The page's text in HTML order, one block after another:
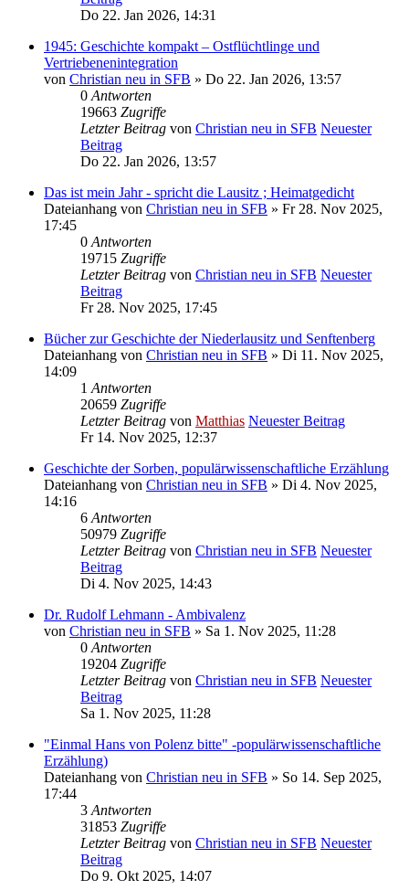
Do 22. Jan 2026, 14:31
1945: Geschichte kompakt – Ostflüchtlinge und
Vertriebenenintegration
von Christian neu in SFB » Do 22. Jan 2026, 13:57
0 Antworten
19663 Zugriffe
Letzter Beitrag von Christian neu in SFB Neuester
Beitrag
Do 22. Jan 2026, 13:57
Das ist mein Jahr - spricht die Lausitz ; Heimatgedicht
Dateianhang von Christian neu in SFB » Fr 28. Nov 2025,
17:45
0 Antworten
19715 Zugriffe
Letzter Beitrag von Christian neu in SFB Neuester
Beitrag
Fr 28. Nov 2025, 17:45
Bücher zur Geschichte der Niederlausitz und Senftenberg
Dateianhang von Christian neu in SFB » Di 11. Nov 2025,
14:09
1 Antworten
20659 Zugriffe
Letzter Beitrag von Matthias Neuester Beitrag
Fr 14. Nov 2025, 12:37
Geschichte der Sorben, populärwissenschaftliche Erzählung
Dateianhang von Christian neu in SFB » Di 4. Nov 2025,
14:16
6 Antworten
50979 Zugriffe
Letzter Beitrag von Christian neu in SFB Neuester
Beitrag
Di 4. Nov 2025, 14:43
Dr. Rudolf Lehmann - Ambivalenz
von Christian neu in SFB » Sa 1. Nov 2025, 11:28
0 Antworten
19204 Zugriffe
Letzter Beitrag von Christian neu in SFB Neuester
Beitrag
Sa 1. Nov 2025, 11:28
"Einmal Hans von Polenz bitte" -populärwissenschaftliche
Erzählung)
Dateianhang von Christian neu in SFB » So 14. Sep 2025,
17:44
3 Antworten
31853 Zugriffe
Letzter Beitrag von Christian neu in SFB Neuester
Beitrag
Do 9. Okt 2025, 14:07